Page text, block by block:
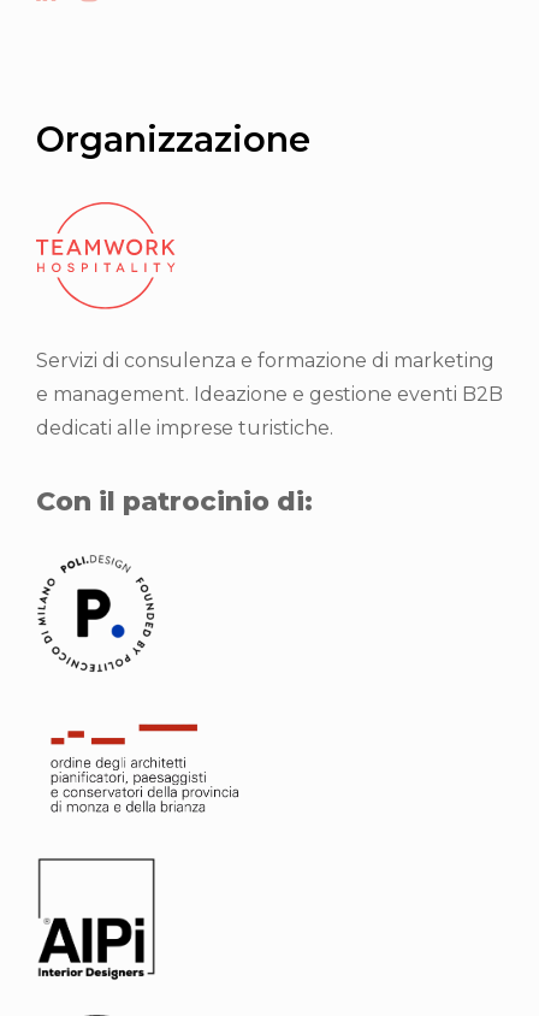
Organizzazione
Servizi di consulenza e formazione di marketing
e management. Ideazione e gestione eventi B2B
dedicati alle imprese turistiche.
Con il patrocinio di: